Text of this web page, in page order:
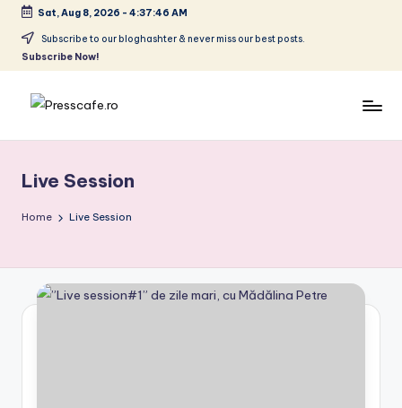
Skip
Sat, Aug 8, 2026 - 4:37:46 AM
Subscribe to our bloghashter & never miss our best posts.
Subscribe Now!
e
s
c
a
urbane
Live Session
Home Live Session